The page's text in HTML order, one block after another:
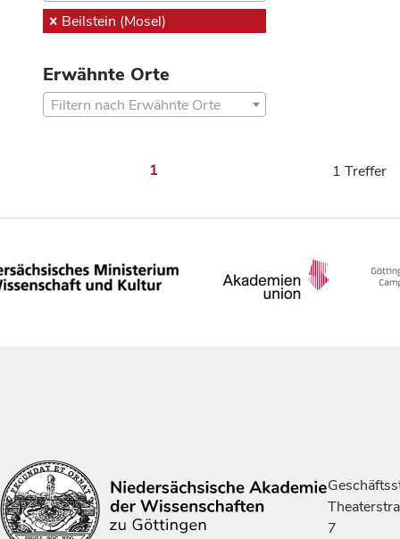
Beilstein (Mosel)
Erwähnte Orte
Filtern nach Erwähnte Orte
1 1 Treffer
7